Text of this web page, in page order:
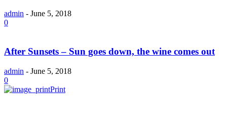
admin - June 5, 2018
0
After Sunsets – Sun goes down, the wine comes out
admin - June 5, 2018
0
Print